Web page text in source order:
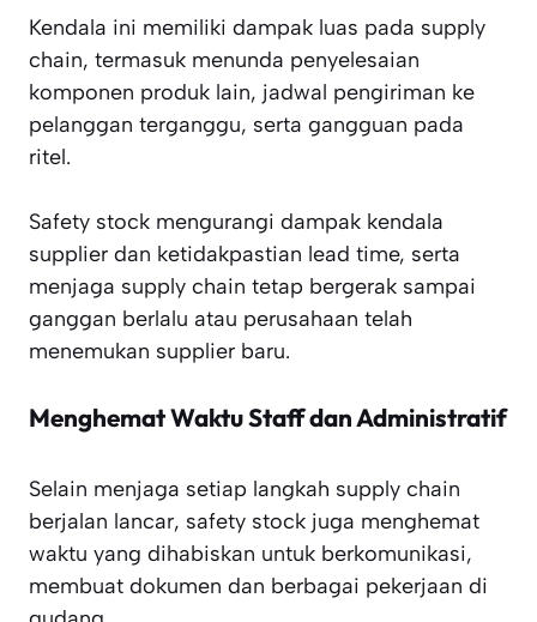
Kendala ini memiliki dampak luas pada supply
chain, termasuk menunda penyelesaian
komponen produk lain, jadwal pengiriman ke
pelanggan terganggu, serta gangguan pada
ritel.
Safety stock mengurangi dampak kendala
supplier dan ketidakpastian lead time, serta
menjaga supply chain tetap bergerak sampai
ganggan berlalu atau perusahaan telah
menemukan supplier baru.
Menghemat Waktu Staff dan Administratif
Selain menjaga setiap langkah supply chain
berjalan lancar, safety stock juga menghemat
waktu yang dihabiskan untuk berkomunikasi,
membuat dokumen dan berbagai pekerjaan di